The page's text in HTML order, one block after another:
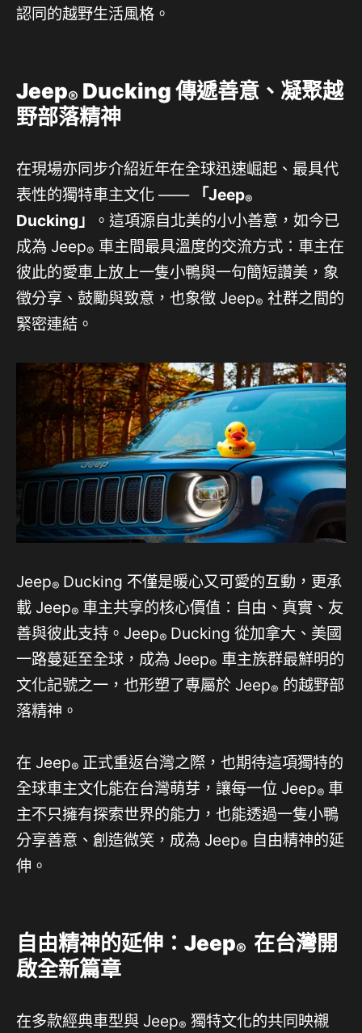
認同的越野生活風格。
Jeep® Ducking傳遞善意、凝聚越
野部落精神
在現場亦同步介紹近年在全球迅速崛起、最具代
表性的獨特車主文化 ——
「Jeep®
Ducking 」
。這項源自北美的小小善意，如今已
成為 Jeep® 車主間最具溫度的交流方式：車主在
彼此的愛車上放上一隻小鴨與一句簡短讚美，象
徵分享、鼓勵與致意，也象徵 Jeep® 社群之間的
緊密連結。
Jeep® Ducking 不僅是暖心又可愛的互動，更承
載 Jeep® 車主共享的核心價值：自由、真實、友
善與彼此支持。Jeep® Ducking 從加拿大、美國
一路蔓延至全球，成為 Jeep® 車主族群最鮮明的
文化記號之一，也形塑了專屬於 Jeep® 的越野部
落精神。
在 Jeep® 正式重返台灣之際，也期待這項獨特的
全球車主文化能在台灣萌芽，讓每一位 Jeep® 車
主不只擁有探索世界的能力，也能透過一隻小鴨
分享善意、創造微笑，成為 Jeep® 自由精神的延
伸。
自由精神的延伸： Jeep® 在台灣開
啟全新篇章
在多款經典車型與 Jeep® 獨特文化的共同映襯